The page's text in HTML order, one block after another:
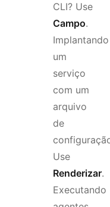
CLI? Use
Campo.
Implantando
um
serviço
com um
arquivo
de
Use
Renderizar.
Executando